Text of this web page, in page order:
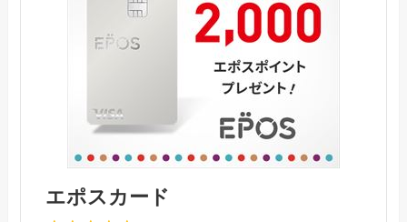
エポスカード